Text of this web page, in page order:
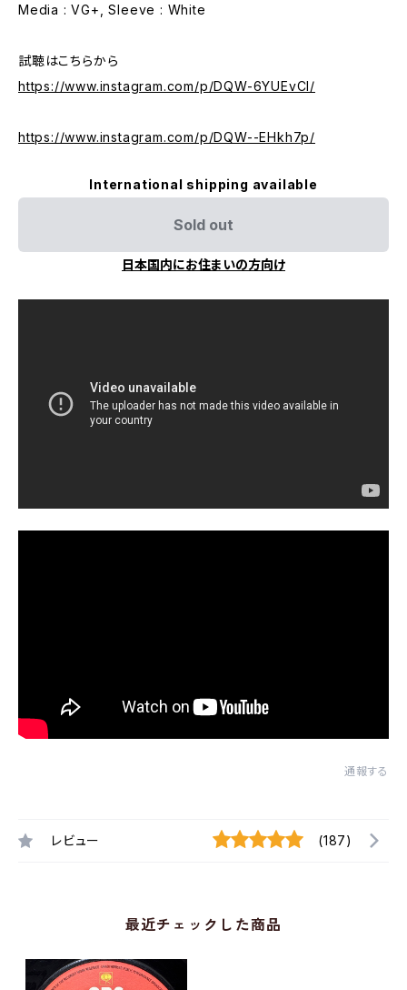
Media : VG+, Sleeve : White
試聴はこちらから
https://www.instagram.com/p/DQW-6YUEvCl/
https://www.instagram.com/p/DQW--EHkh7p/
International shipping available
Sold out
日本国内にお住まいの方向け
通報する
レビュー (187)
最近チェックした商品